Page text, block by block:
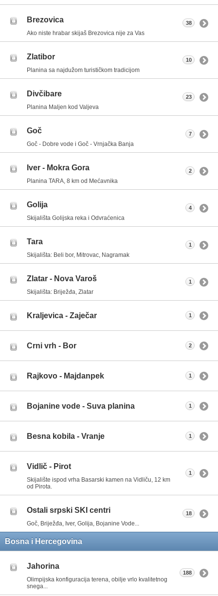
Brezovica
Ako niste hrabar skijaš Brezovica nije za Vas
38
Zlatibor
Planina sa najdužom turističkom tradicijom
10
Divčibare
Planina Maljen kod Valjeva
23
Goč
Goč - Dobre vode i Goč - Vrnjačka Banja
7
Iver - Mokra Gora
Planina TARA, 8 km od Mećavnika
2
Golija
Skijališta Golijska reka i Odvraćenica
4
Tara
Skijališta: Beli bor, Mitrovac, Nagramak
1
Zlatar - Nova Varoš
Skijališta: Briježđa, Zlatar
1
Kraljevica - Zaječar 1
Crni vrh - Bor 2
Rajkovo - Majdanpek 1
Bojanine vode - Suva planina 1
Besna kobila - Vranje 1
Vidlič - Pirot
Skijalište ispod vrha Basarski kamen na Vidliču, 12 km
od Pirota.
1
Ostali srpski SKI centri
Goč, Briježđa, Iver, Golija, Bojanine Vode...
18
Bosna i Hercegovina
Jahorina
Olimpijska konfiguracija terena, obilje vrlo kvalitetnog
snega...
188